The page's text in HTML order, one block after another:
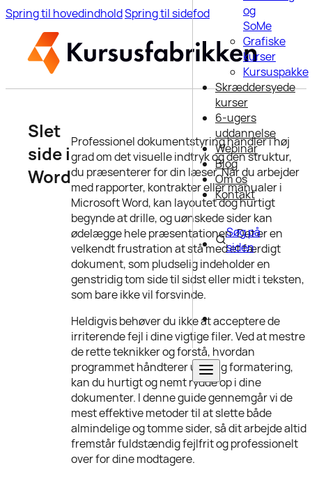
Spring til hovedindholdSpring til sidefod
og
SoMe
Grafiske
kurser
Kursuspakke
Skræddersyede
kurser
6-ugers
uddannelse
Webinar
Blog
Om os
Kontakt
Søg på
siden
Slet
side i
Word
Professionel dokumentstyring handler i høj
grad om det visuelle indtryk og den struktur,
du præsenterer for din læser. Når du arbejder
med rapporter, kontrakter eller manualer i
Microsoft Word, kan layoutet dog hurtigt
begynde at drille, og uønskede sider kan
ødelægge hele præsentationen. Det er en
velkendt frustration at stå med et færdigt
dokument, som pludselig indeholder en
genstridig tom side til sidst eller midt i teksten,
som bare ikke vil forsvinde.
Heldigvis behøver du ikke at acceptere de
irriterende fejl i dine vigtige filer. Ved at mestre
de rette teknikker og forstå, hvordan
programmet håndterer usynlig formatering,
kan du hurtigt og nemt rydde op i dine
dokumenter. I denne guide gennemgår vi de
mest effektive metoder til at slette både
almindelige og tomme sider, så dit arbejde altid
fremstår fuldstændig fejlfrit og professionelt
over for dine modtagere.